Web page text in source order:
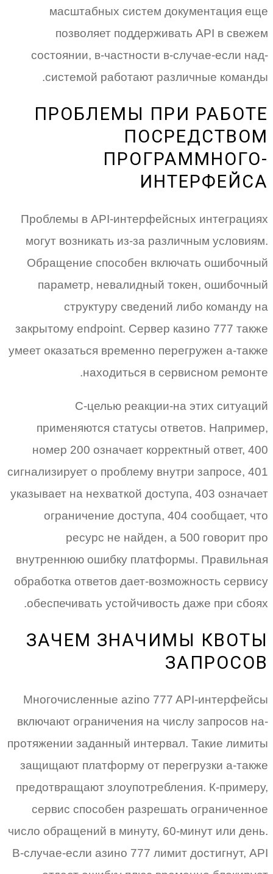
масштабных систем документация еще
позволяет поддерживать API в свежем
состоянии, в-частности в-случае-если над-
системой работают различные команды.
ПРОБЛЕМЫ ПРИ РАБОТЕ
ПОСРЕДСТВОМ
ПРОГРАММНОГО-
ИНТЕРФЕЙСА
Проблемы в API-интерфейсных интеграциях
могут возникать из-за различным условиям.
Обращение способен включать ошибочный
параметр, невалидный токен, ошибочный
структуру сведений либо команду на
закрытому endpoint. Сервер казино 777 также
умеет оказаться временно перегружен а-также
находиться в сервисном ремонте.
С-целью реакции-на этих ситуаций
применяются статусы ответов. Например,
номер 200 означает корректный ответ, 400
сигнализирует о проблему внутри запросе, 401
указывает на нехваткой доступа, 403 означает
ограничение доступа, 404 сообщает, что
ресурс не найден, а 500 говорит про
внутреннюю ошибку платформы. Правильная
обработка ответов дает-возможность сервису
обеспечивать устойчивость даже при сбоях.
ЗАЧЕМ ЗНАЧИМЫ КВОТЫ
ЗАПРОСОВ
Многочисленные azino 777 API-интерфейсы
включают ограничения на числу запросов на-
протяжении заданный интервал. Такие лимиты
защищают платформу от перегрузки а-также
предотвращают злоупотребления. К-примеру,
сервис способен разрешать ограниченное
число обращений в минуту, 60-минут или день.
В-случае-если азино 777 лимит достигнут, API